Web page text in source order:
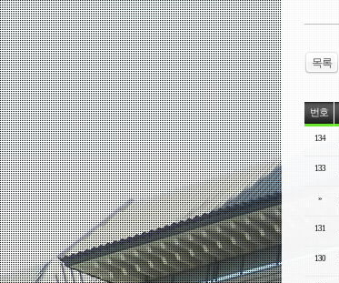
목록
번호
134
133
»
131
130